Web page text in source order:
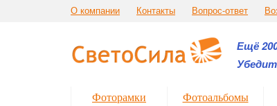
О компании Контакты Вопрос-ответ
Ещё
Фоторамки Фотоальбомы